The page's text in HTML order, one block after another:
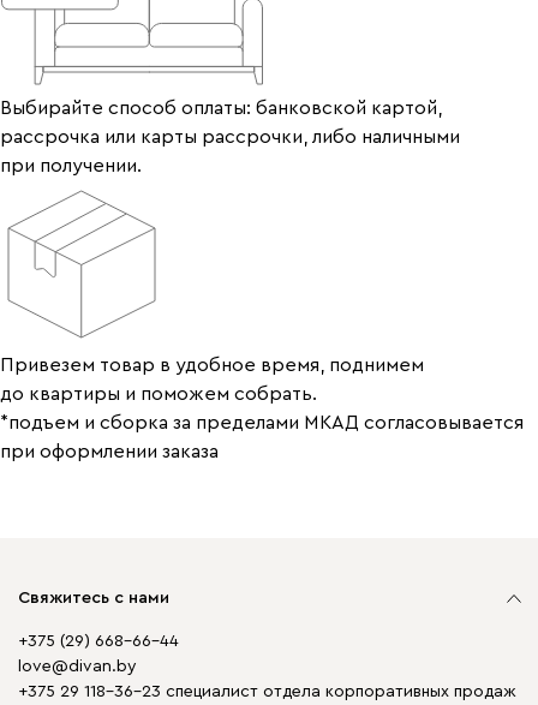
Выбирайте способ оплаты: банковской картой,
рассрочка или карты рассрочки, либо наличными
при получении.
Привезем товар в удобное время, поднимем
до квартиры и поможем собрать.
*подъем и сборка за пределами МКАД согласовывается
при оформлении заказа
Свяжитесь с нами
+375 (29) 668-66-44
love@divan.by
+375 29 118-36-23 специалист отдела корпоративных продаж